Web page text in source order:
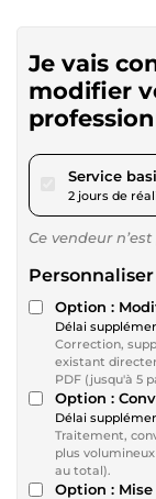
Je vais
modifier
Service
2 jours de
Ce vendeur
Option :
Délai
Correction,
existant
PDF (jusqu'à 5
Option :
Délai
Traitement,
plus
au total).
Option :